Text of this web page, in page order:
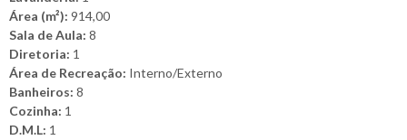
Área (m²): 914,00
Sala de Aula: 8
Diretoria: 1
Área de Recreação: Interno/Externo
Banheiros: 8
Cozinha: 1
D.M.L: 1